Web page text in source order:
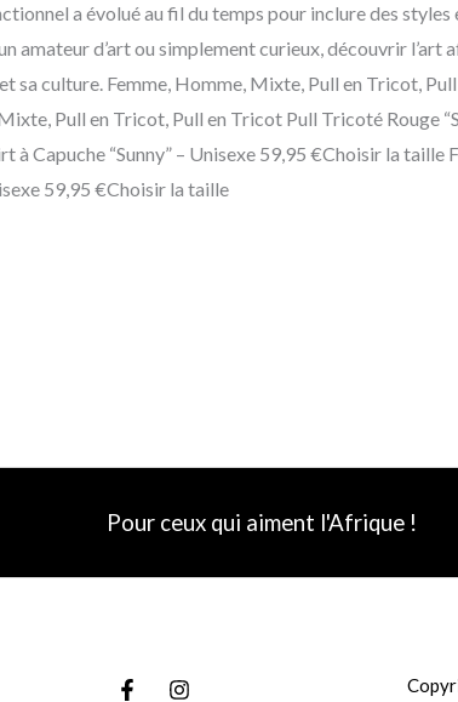
a évolué au fil du temps pour inclure des
amateur d’art ou simplement curieux, découvrir
sa culture. Femme, Homme, Mixte, Pull en Tricot,
Pull en Tricot, Pull en Tricot Pull Tricoté Rouge
à Capuche “Sunny” – Unisexe 59,95 €Choisir la taille
59,95 €Choisir la taille
Pour ceux qui aiment l'Afrique !